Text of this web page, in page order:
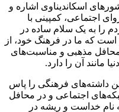
اسکاندیناوی اشاره و
اجتماعی، کمپینی با
را به یک سلام ساده در
که ما در فرهنگ خود، از
مذهبی و مناسبت‌های
مانند آن را دارد.
داشته‌های فرهنگی را پاس
اجتماعی و در محافل
نام خداست و ریشه در